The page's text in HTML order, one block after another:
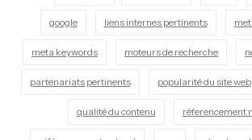
google liens internes pertinents
meta keywords moteurs de recherche
partenariats pertinents popularité du site web
qualité du contenu réferencement